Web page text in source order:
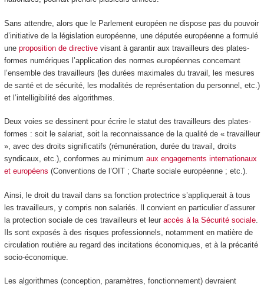
Sans attendre, alors que le Parlement européen ne dispose pas du pouvoir
d’initiative de la législation européenne, une députée européenne a formulé
une proposition de directivevisant à garantir aux travailleurs des plates-
formes numériques l’application des normes européennes concernant
l’ensemble des travailleurs (les durées maximales du travail, les mesures
de santé et de sécurité, les modalités de représentation du personnel, etc.)
et l’intelligibilité des algorithmes.
Deux voies se dessinent pour écrire le statut des travailleurs des plates-
formes : soit le salariat, soit la reconnaissance de la qualité de « travailleur
», avec des droits significatifs (rémunération, durée du travail, droits
syndicaux, etc.), conformes au minimum aux engagements internationaux
et européens (Conventions de l’OIT ; Charte sociale européenne ; etc.).
Ainsi, le droit du travail dans sa fonction protectrice s’appliquerait à tous
les travailleurs, y compris non salariés. Il convient en particulier d’assurer
la protection sociale de ces travailleurs et leur accès à la Sécurité sociale.
Ils sont exposés à des risques professionnels, notamment en matière de
circulation routière au regard des incitations économiques, et à la précarité
socio-économique.
Les algorithmes (conception, paramètres, fonctionnement) devraient